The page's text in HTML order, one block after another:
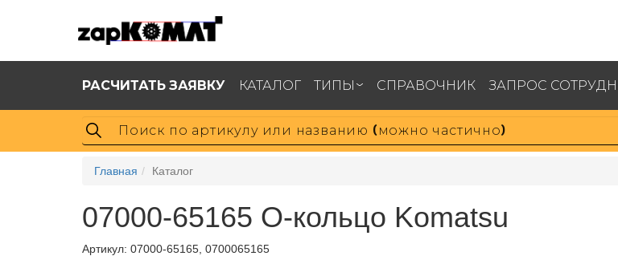
РАСЧИТАТЬ ЗАЯВКУ КАТАЛОГ ТИПЫ СПРАВОЧНИК ЗАПРОС
Главная Каталог
07000-65165 О-кольцо Komatsu
Артикул: 07000-65165, 0700065165